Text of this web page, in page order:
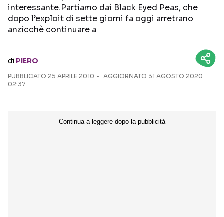
Seguici sui social
interessante.Partiamo dai Black Eyed Peas, che
dopo l’exploit di sette giorni fa oggi arretrano
anzicchè continuare a
di PIERO
PUBBLICATO 25 APRILE 2010
AGGIORNATO 31 AGOSTO 2020
02:37